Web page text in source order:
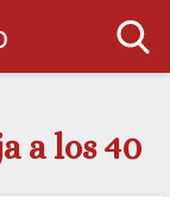
a los 40